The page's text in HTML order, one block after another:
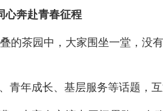
心奔赴青春征程
的茶园中，大家围坐一堂，没
年成长、基层服务等话题，互